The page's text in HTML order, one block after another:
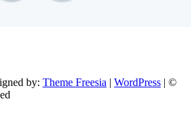
by: Theme Freesia | WordPress | ©